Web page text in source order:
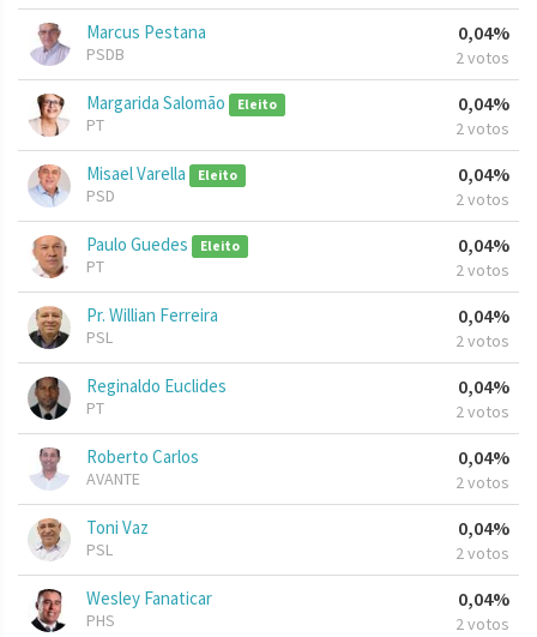
Marcus Pestana
PSDB
0,04%
2 votos
Margarida Salomão Eleito
PT
0,04%
2 votos
Misael Varella Eleito
PSD
0,04%
2 votos
Paulo Guedes Eleito
PT
0,04%
2 votos
Pr. Willian Ferreira
PSL
0,04%
2 votos
Reginaldo Euclides
PT
0,04%
2 votos
Roberto Carlos
AVANTE
0,04%
2 votos
Toni Vaz
PSL
0,04%
2 votos
Wesley Fanaticar
PHS
0,04%
2 votos